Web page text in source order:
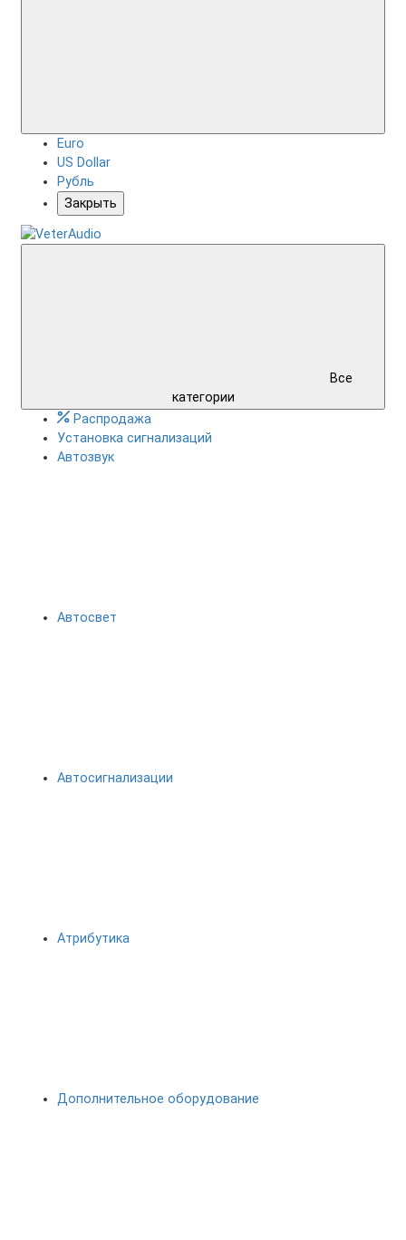
Euro
US Dollar
Рубль
Закрыть
Все
категории
Распродажа
Установка сигнализаций
Автозвук
Автосвет
Автосигнализации
Атрибутика
Дополнительное оборудование